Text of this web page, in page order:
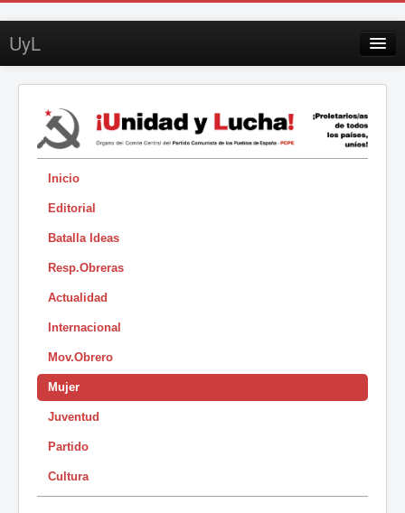
UyL
Suscripción
Sobre UyL
Edición impresa
Buscar
Inicio
Editorial
Batalla Ideas
Resp.Obreras
Actualidad
Internacional
Mov.Obrero
Mujer
Juventud
Partido
Cultura